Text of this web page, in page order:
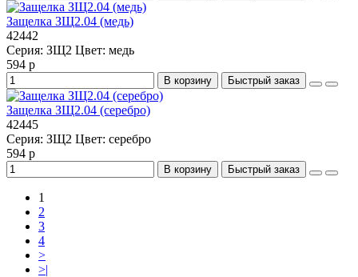
Защелка ЗЩ2.04 (медь)
42442
Серия: ЗЩ2 Цвет: медь
594 р
В корзину Быстрый заказ
Защелка ЗЩ2.04 (серебро)
42445
Серия: ЗЩ2 Цвет: серебро
594 р
В корзину Быстрый заказ
1
2
3
4
>
>|